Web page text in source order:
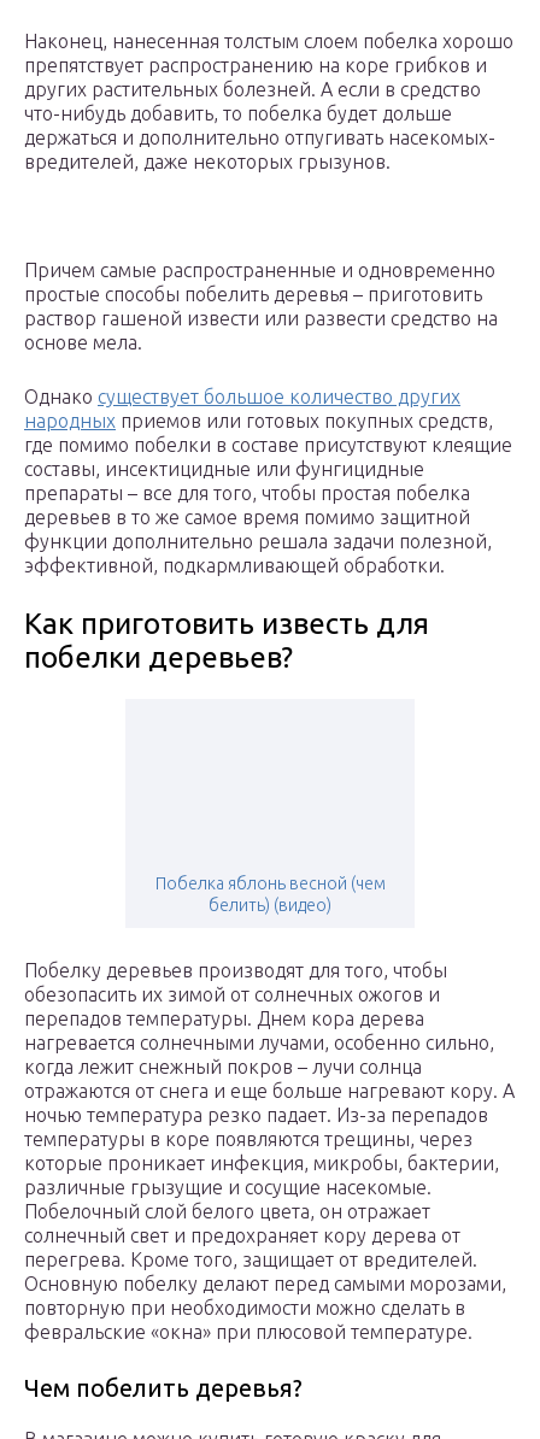
Наконец, нанесенная толстым слоем побелка хорошо
препятствует распространению на коре грибков и
других растительных болезней. А если в средство
что-нибудь добавить, то побелка будет дольше
держаться и дополнительно отпугивать насекомых-
вредителей, даже некоторых грызунов.
Причем самые распространенные и одновременно
простые способы побелить деревья – приготовить
раствор гашеной извести или развести средство на
основе мела.
Однако существует большое количество других
народных приемов или готовых покупных средств,
где помимо побелки в составе присутствуют клеящие
составы, инсектицидные или фунгицидные
препараты – все для того, чтобы простая побелка
деревьев в то же самое время помимо защитной
функции дополнительно решала задачи полезной,
эффективной, подкармливающей обработки.
Как приготовить известь для
побелки деревьев?
Побелка яблонь весной (чем
белить) (видео)
Побелку деревьев производят для того, чтобы
обезопасить их зимой от солнечных ожогов и
перепадов температуры. Днем кора дерева
нагревается солнечными лучами, особенно сильно,
когда лежит снежный покров – лучи солнца
отражаются от снега и еще больше нагревают кору. А
ночью температура резко падает. Из-за перепадов
температуры в коре появляются трещины, через
которые проникает инфекция, микробы, бактерии,
различные грызущие и сосущие насекомые.
Побелочный слой белого цвета, он отражает
солнечный свет и предохраняет кору дерева от
перегрева. Кроме того, защищает от вредителей.
Основную побелку делают перед самыми морозами,
повторную при необходимости можно сделать в
февральские «окна» при плюсовой температуре.
Чем побелить деревья?